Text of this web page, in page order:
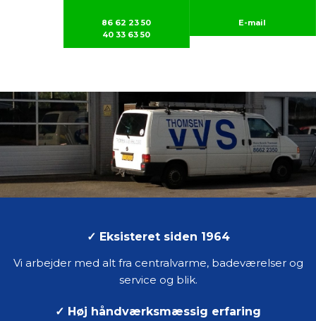
86 62 23 50
40 33 63 50​
E-mail
✓ Eksisteret siden 1964
Vi arbejder med alt fra centralvarme, badeværelser og
service og blik.
✓ Høj håndværksmæssig erfaring